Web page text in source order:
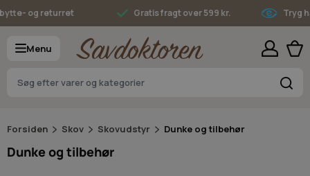
Skip to Content
og returret Gratis fragt over 599 kr. Tryg
Menu
Forsiden Skov Skovudstyr Dunke og tilbehør
Dunke og tilbehør